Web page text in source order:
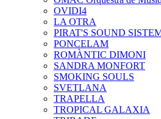
OVIDI4
LA OTRA
PIRAT'S SOUND
PONCELAM
ROMÀNTIC DIMONI
SANDRA MONFORT
SMOKING SOULS
SVETLANA
TRAPELLA
TROPICAL GALAXIA